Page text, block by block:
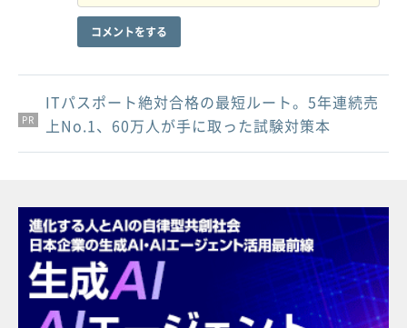
コメントをする
PR
PR
PR
ITパスポート絶対合格の最短ルート。5年連続売
上No.1、60万人が手に取った試験対策本